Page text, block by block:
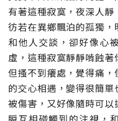
有著這種寂寞，夜深人
彷若在異鄉飄泊的孤獨
和他人交談，卻好像心
虛，這種寂寞靜靜啃蝕著
但搔不到癢處，覺得痛
的交心相遇，變得很簡單
被傷害，又好像隨時可